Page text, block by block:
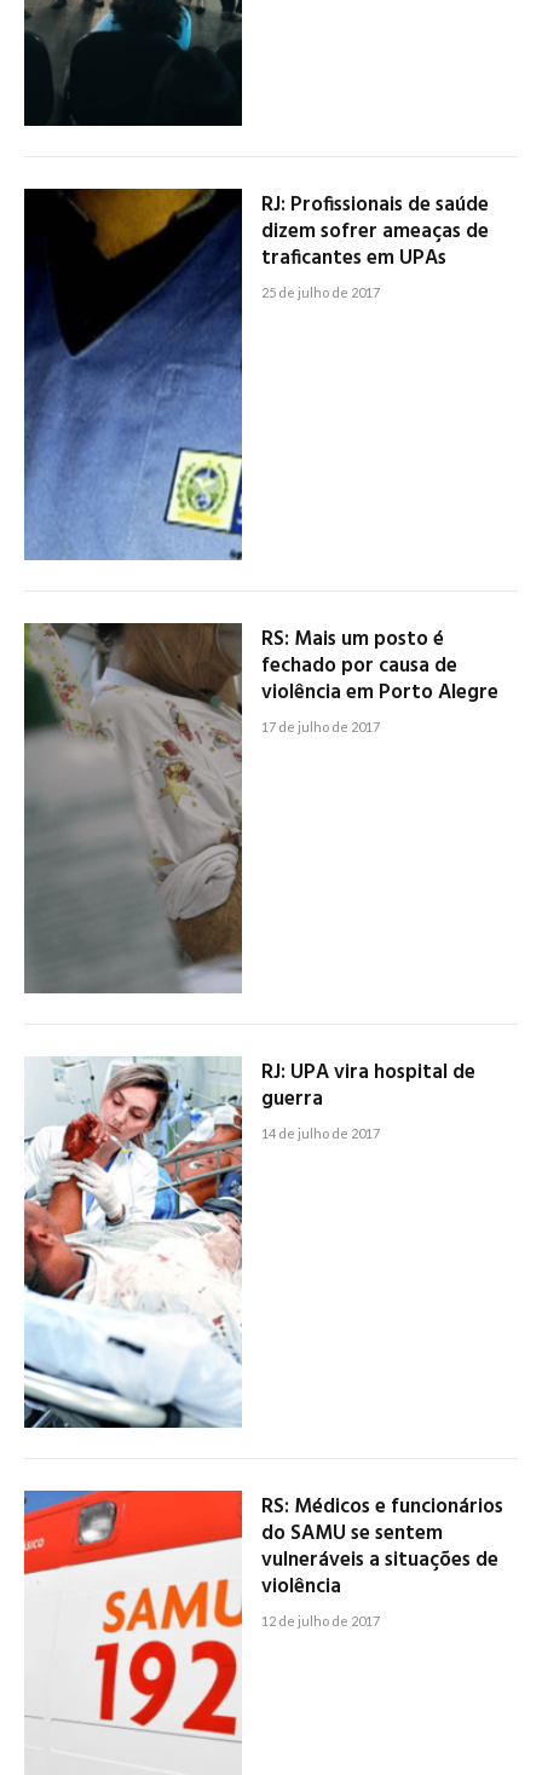
RJ: Profissionais de saúde
dizem sofrer ameaças de
traficantes em UPAs
25 de julho de 2017
RS: Mais um posto é
fechado por causa de
violência em Porto Alegre
17 de julho de 2017
RJ: UPA vira hospital de
guerra
14 de julho de 2017
RS: Médicos e funcionários
do SAMU se sentem
vulneráveis a situações de
violência
12 de julho de 2017